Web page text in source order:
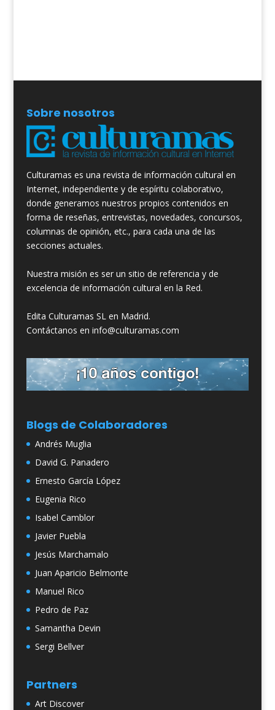
Sobre nosotros
Culturamas es una revista de información cultural en
Internet, independiente y de espíritu colaborativo,
donde generamos nuestros propios contenidos en
forma de reseñas, entrevistas, novedades, concursos,
columnas de opinión, etc., para cada una de las
secciones actuales.
Nuestra misión es ser un sitio de referencia y de
excelencia de información cultural en la Red.
Edita Culturamas SL en Madrid.
Contáctanos en info@culturamas.com
Blogs de Colaboradores
Andrés Muglia
David G. Panadero
Ernesto García López
Eugenia Rico
Isabel Camblor
Javier Puebla
Jesús Marchamalo
Juan Aparicio Belmonte
Manuel Rico
Pedro de Paz
Samantha Devin
Sergi Bellver
Partners
Art Discover